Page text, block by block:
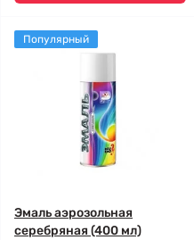
Популярный
Эмаль аэрозольная
серебряная (400 мл)